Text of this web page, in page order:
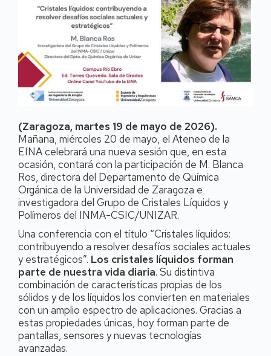
(Zaragoza, martes 19 de mayo de 2026).
Mañana, miércoles 20 de mayo, el Ateneo de la
EINA celebrará una nueva sesión que, en esta
ocasión, contará con la participación de M. Blanca
Ros, directora del Departamento de Química
Orgánica de la Universidad de Zaragoza e
investigadora del Grupo de Cristales Líquidos y
Polímeros del INMA-CSIC/UNIZAR.
Una conferencia con el título “Cristales líquidos:
contribuyendo a resolver desafíos sociales actuales
y estratégicos”. Los cristales líquidos forman
parte de nuestra vida diaria. Su distintiva
combinación de características propias de los
sólidos y de los líquidos los convierten en materiales
con un amplio espectro de aplicaciones. Gracias a
estas propiedades únicas, hoy forman parte de
pantallas, sensores y nuevas tecnologías
avanzadas.